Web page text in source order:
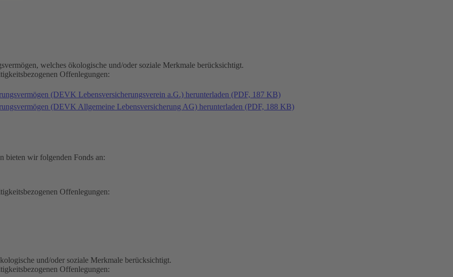
welches ökologische und/oder soziale Merkmale berücksichtigt.
Offenlegungen:
(DEVK Lebensversicherungsverein a.G.) herunterladen (PDF, 187 KB)
(DEVK Allgemeine Lebensversicherung AG) herunterladen (PDF, 188 KB)
bieten wir folgenden Fonds an:
Offenlegungen:
und/oder soziale Merkmale berücksichtigt.
Offenlegungen: